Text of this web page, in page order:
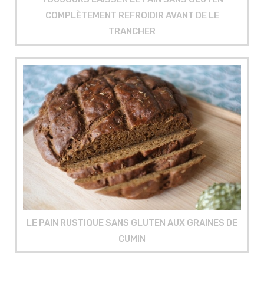
COMPLÈTEMENT REFROIDIR AVANT DE LE
TRANCHER
LE PAIN RUSTIQUE SANS GLUTEN AUX GRAINES DE
CUMIN